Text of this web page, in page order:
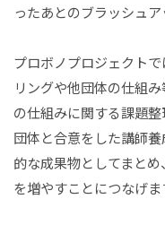
ったあとのブラッシュ
プロボノプロジェクト
リングや他団体の仕組
の仕組みに関する課題整
団体と合意をした講師
的な成果物としてまと
を増やすことにつなげま